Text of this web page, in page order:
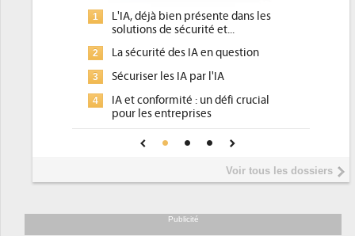
1
L'IA, déjà bien présente dans les
solutions de sécurité et...
2 La sécurité des IA en question
3 Sécuriser les IA par l'IA
4
IA et conformité : un défi crucial
pour les entreprises
Une IA de confiance pour une IA
plus sûre ?
Voir tous les dossiers
Publicité